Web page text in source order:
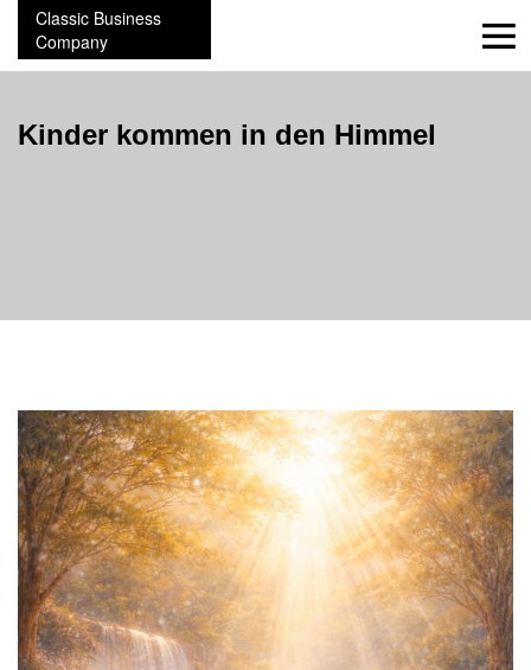
Classic Business
Company
Kinder kommen in den Himmel